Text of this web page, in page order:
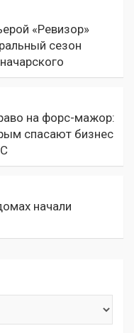
«Ревизор»
сезон
на форс-мажор:
спасают бизнес
начали